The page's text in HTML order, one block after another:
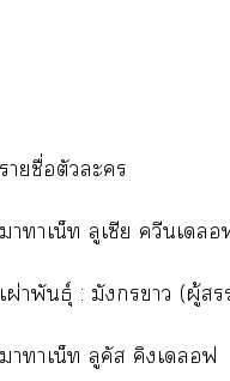
รายชื่อตัวะ
าาเน็ท ลูเซีย ควีนเลอ
เผ่าพันธุ์ : มังกรา (ผู้
าาเน็ท ลูคัส คิงเลอฟ